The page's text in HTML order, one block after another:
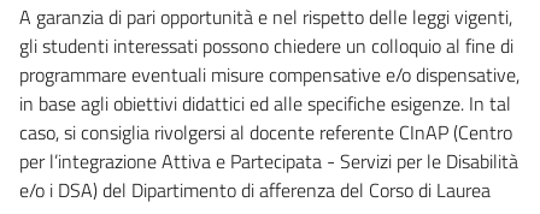
A garanzia di pari opportunità e nel rispetto delle leggi vigenti,
gli studenti interessati possono chiedere un colloquio al fine di
programmare eventuali misure compensative e/o dispensative,
in base agli obiettivi didattici ed alle specifiche esigenze. In tal
caso, si consiglia rivolgersi al docente referente CInAP (Centro
per l’integrazione Attiva e Partecipata - Servizi per le Disabilità
e/o i DSA) del Dipartimento di afferenza del Corso di Laurea